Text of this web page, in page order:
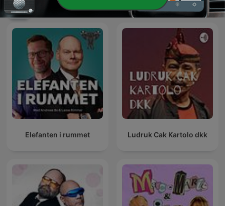
Internationale Komödien-Podcasts
Elefanten i rummet Ludruk Cak Kartolo dkk